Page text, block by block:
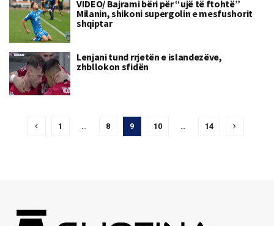
VIDEO/ Bajrami bëri për “ujë të ftohtë”
Milanin, shikoni supergolin e mesfushorit
shqiptar
Lenjani tund rrjetën e islandezëve,
zhbllokon sfidën
1 … 8 9 10 … 14